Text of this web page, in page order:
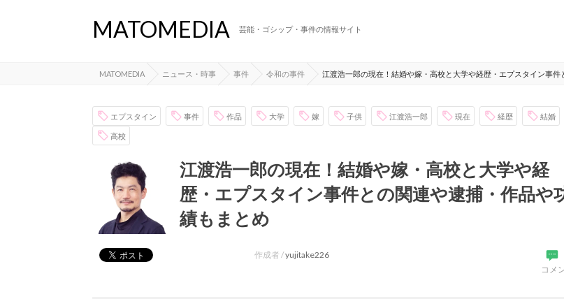
MATOMEDIA 芸能・ゴシップ・事件の情報サイト
MATOMEDIA ニュース・時事 事件 令和の事件 江渡浩一郎の現在！結婚や嫁・高校と大学や経歴・エプスタイン事
エプスタイン 事件 作品 大学 嫁 子供 江渡浩一郎 現在 経歴 結婚
高校
江渡浩一郎の現在！結婚や嫁・高校と大学や経
歴・エプスタイン事件との関連や逮捕・作品や
績もまとめ
コメ
作成者 /yujitake226